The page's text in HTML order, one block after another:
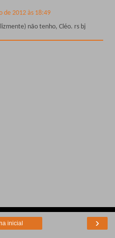
de 2012 às 18:49
não tenho, Cléo. rs bj
›
inicial